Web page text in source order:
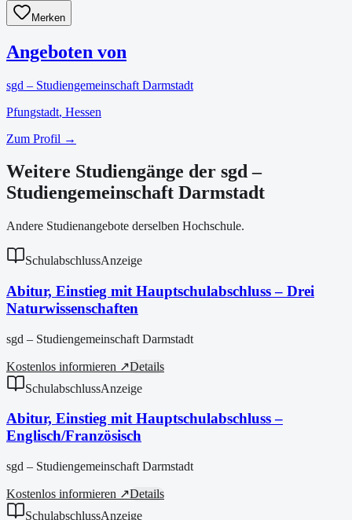
Merken
Angeboten von
sgd – Studiengemeinschaft Darmstadt
Pfungstadt, Hessen
Zum Profil →
Weitere Studiengänge der sgd –
Studiengemeinschaft Darmstadt
Andere Studienangebote derselben Hochschule.
SchulabschlussAnzeige
Abitur, Einstieg mit Hauptschulabschluss – Drei
Naturwissenschaften
sgd – Studiengemeinschaft Darmstadt
Kostenlos informieren ↗Details
SchulabschlussAnzeige
Abitur, Einstieg mit Hauptschulabschluss –
Englisch/Französisch
sgd – Studiengemeinschaft Darmstadt
Kostenlos informieren ↗Details
SchulabschlussAnzeige